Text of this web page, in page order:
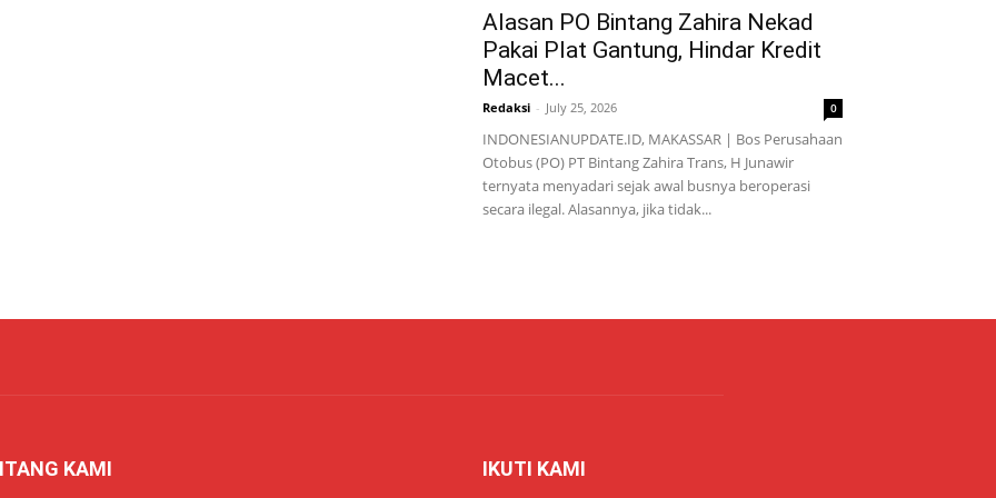
Alasan PO Bintang Zahira Nekad
Pakai Plat Gantung, Hindar Kredit
Macet...
Redaksi - July 25, 2026 0
INDONESIANUPDATE.ID, MAKASSAR | Bos Perusahaan
Otobus (PO) PT Bintang Zahira Trans, H Junawir
ternyata menyadari sejak awal busnya beroperasi
secara ilegal. Alasannya, jika tidak...
KAMI IKUTI KAMI